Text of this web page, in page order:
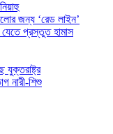
জন্য ‘রেড লাইন’
যেতে প্রস্তুত হামাস
যুক্তরাষ্ট্র
নারী-শিশু